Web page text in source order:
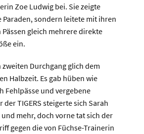
Zoe Ludwig bei. Sie zeigte
Paraden, sondern leitete mit ihren
gleich mehrere direkte
ein.
zweiten Durchgang glich dem
Halbzeit. Es gab hüben wie
Fehlpässe und vergebene
der TIGERS steigerte sich Sarah
mehr, doch vorne tat sich der
gegen die von Füchse-Trainerin